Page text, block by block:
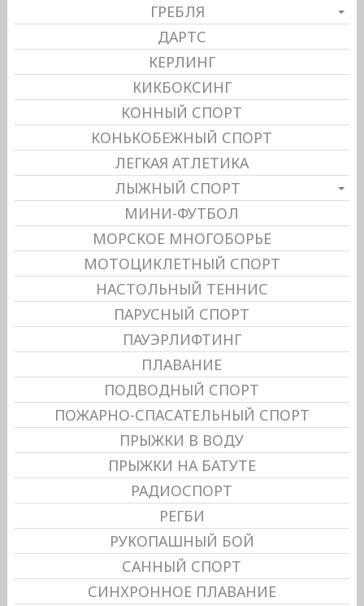
ГРЕБЛЯ
ДАРТС
КЕРЛИНГ
КИКБОКСИНГ
КОННЫЙ СПОРТ
КОНЬКОБЕЖНЫЙ СПОРТ
ЛЕГКАЯ АТЛЕТИКА
ЛЫЖНЫЙ СПОРТ
МИНИ-ФУТБОЛ
МОРСКОЕ МНОГОБОРЬЕ
МОТОЦИКЛЕТНЫЙ СПОРТ
НАСТОЛЬНЫЙ ТЕННИС
ПАРУСНЫЙ СПОРТ
ПАУЭРЛИФТИНГ
ПЛАВАНИЕ
ПОДВОДНЫЙ СПОРТ
ПОЖАРНО-СПАСАТЕЛЬНЫЙ СПОРТ
ПРЫЖКИ В ВОДУ
ПРЫЖКИ НА БАТУТЕ
РАДИОСПОРТ
РЕГБИ
РУКОПАШНЫЙ БОЙ
САННЫЙ СПОРТ
СИНХРОННОЕ ПЛАВАНИЕ